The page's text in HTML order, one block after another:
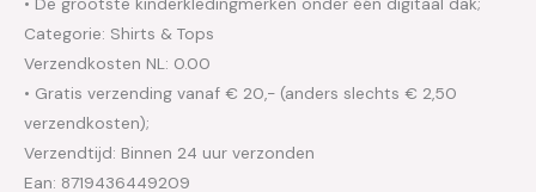
Categorie: Shirts & Tops
Verzendkosten NL: 0.00
• Gratis verzending vanaf € 20,- (anders slechts € 2,50
verzendkosten);
Verzendtijd: Binnen 24 uur verzonden
Ean: 8719436449209